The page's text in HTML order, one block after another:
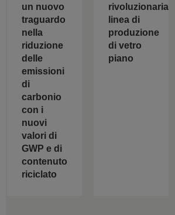
un nuovo
traguardo
nella
riduzione
delle
emissioni
di
carbonio
con i
nuovi
valori di
GWP e di
contenuto
riciclato
rivoluzionaria
linea di
produzione
di vetro
piano